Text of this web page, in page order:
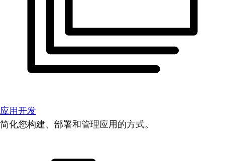
应用开发
简化您构建、部署和管理应用的方式。